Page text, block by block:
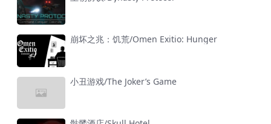
崩坏之兆：饥荒/Omen Exitio: Hunger
小丑游戏/The Joker’s Game